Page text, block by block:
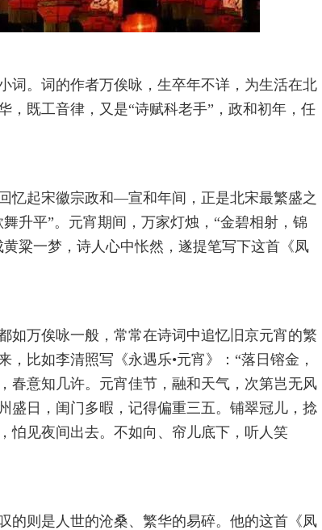
词。词的作者万俟咏，生卒年不详，为生活在北
，既工音律，又是“诗赋科老手”，政和初年，任
忆起宋徽宗政和—宣和年间，正是北宋最繁盛之
升平”。元宵期间，万家灯烛，“金碧相射，锦
粱一梦，诗人心中怅然，遂提笔写下这首《凤
如万俟咏一般，常常在诗词中追忆旧京元宵的繁
比如李清照写《永遇乐•元宵》：“落日镕金，
春意知几许。元宵佳节，融和天气，次第岂无风
盛日，闺门多暇，记得偏重三五。铺翠冠儿，捻
怕见夜间出去。不如向、帘儿底下，听人笑
的则是人世的沧桑、繁华的易碎。他的这首《凤